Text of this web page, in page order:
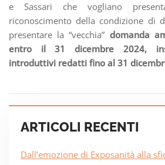
e Sassari che vogliano
riconoscimento della condizione di
presentare la “vecchia” domanda
entro il 31 dicembre 2024,
introduttivi redatti fino al 31
ARTICOLI RECENTI
Dall’emozione di Exposanità alla